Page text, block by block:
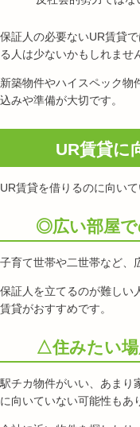
保証人の必要ないUR賃貸
る人は少ないかもしれませ
新築物件やハイスペック物
込みや準備が大切です。
UR賃貸に
UR賃貸を借りるのに向い
◎広い部屋で
子育て世帯や二世帯など、
保証人を立てるのが難しい
賃貸がおすすめです。
△住みたい場
駅チカ物件がいい、あまり
に向いていない可能性もあ